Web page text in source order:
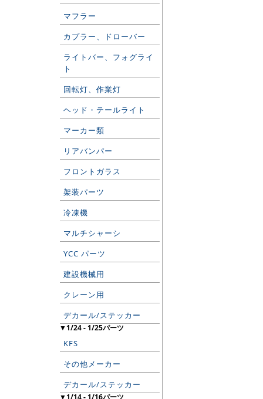
マフラー
カプラー、ドローバー
ライトバー、フォグライ
ト
回転灯、作業灯
ヘッド・テールライト
マーカー類
リアバンパー
フロントガラス
架装パーツ
冷凍機
マルチシャーシ
YCC パーツ
建設機械用
クレーン用
デカール/ステッカー
▼1/24 - 1/25パーツ
KFS
その他メーカー
デカール/ステッカー
▼1/14 - 1/16パーツ